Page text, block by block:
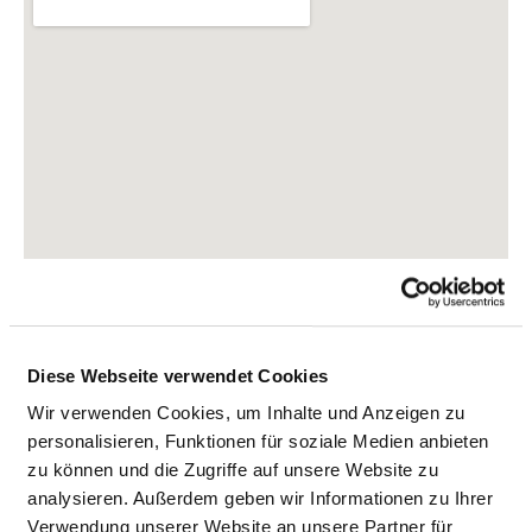
Diese Webseite verwendet Cookies
Wir verwenden Cookies, um Inhalte und Anzeigen zu
personalisieren, Funktionen für soziale Medien anbieten
zu können und die Zugriffe auf unsere Website zu
analysieren. Außerdem geben wir Informationen zu Ihrer
Verwendung unserer Website an unsere Partner für
10117 Berlin
Phone: 030-45050
Mail:ed.etirahc@ofni